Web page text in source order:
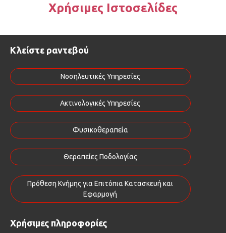
Χρήσιμες Ιστοσελίδες
Κλείστε ραντεβού
Νοσηλευτικές Υπηρεσίες
Ακτινολογικές Υπηρεσίες
Φυσικοθεραπεία
Θεραπείες Ποδολογίας
Πρόθεση Κνήμης για Επιτόπια Κατασκευή και
Εφαρμογή
Χρήσιμες πληροφορίες